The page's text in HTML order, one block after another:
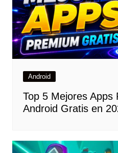
Android
Top 5 Mejores Apps
Android Gratis en